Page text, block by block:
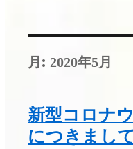
月:2020年5月
新型コロナ
につきまして